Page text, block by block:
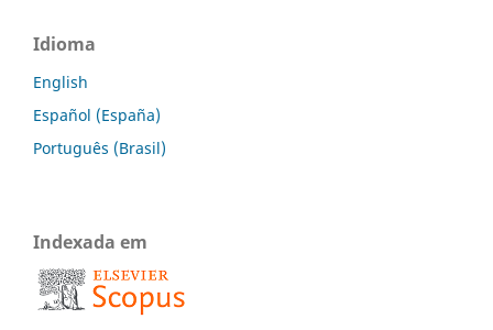
Idioma
English
Español (España)
Português (Brasil)
Indexada em